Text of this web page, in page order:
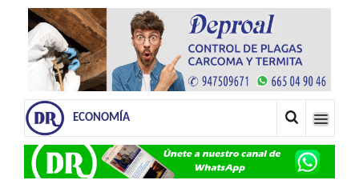
ECONOMÍA